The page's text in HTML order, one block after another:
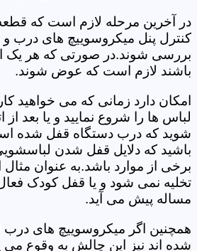
در آخرین مرحله لازم است که
کنترل پنل میکروسوییچ های درب و
بررسی شوند.در صورتی که هر یک
باشند لازم است که عوض شوند.
امکان دارد زمانی که می
لباس ها را شروع نمایید و یا بعد
شوید که درب دستگاه قفل شده
باشید که دلایل قفل شدن
برخی از موارد باشد.به عنوان
تخلیه نمی شود و یا قفل کودک
مساله پیش می آید.
همچنین اگر میکروسوییچ های
شده اند نیز این چالش به وقوع می